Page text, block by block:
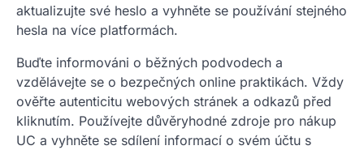
aktualizujte své heslo a vyhněte se používání stejného
hesla na více platformách.
Buďte informováni o běžných podvodech a
vzdělávejte se o bezpečných online praktikách. Vždy
ověřte autenticitu webových stránek a odkazů před
kliknutím. Používejte důvěryhodné zdroje pro nákup
UC a vyhněte se sdílení informací o svém účtu s